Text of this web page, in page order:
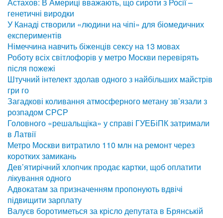
Астахов: В Америці вважають, що сироти з Росії –
генетичні виродки
У Канаді створили «людини на чіпі» для біомедичних
експериментів
Німеччина навчить біженців сексу на 13 мовах
Роботу всіх світлофорів у метро Москви перевірять
після пожежі
Штучний інтелект здолав одного з найбільших майстрів
гри го
Загадкові коливання атмосферного метану зв’язали з
розпадом СРСР
Головного «решальщіка» у справі ГУЕБіПК затримали
в Латвії
Метро Москви витратило 110 млн на ремонт через
коротких замикань
Дев’ятирічний хлопчик продає картки, щоб оплатити
лікування одного
Адвокатам за призначенням пропонують вдвічі
підвищити зарплату
Валуєв боротиметься за крісло депутата в Брянській